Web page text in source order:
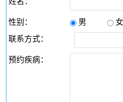
性别： 男
女
联系方式：
预约疾病：